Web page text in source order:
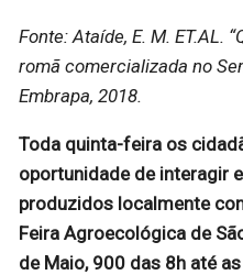
Fonte: Ataíde, E. M. ET.AL.
romã comercializada no
Embrapa, 2018.
Toda quinta-feira os
oportunidade de interagir
produzidos localmente
Feira Agroecológica de
de Maio, 900 das 8h até